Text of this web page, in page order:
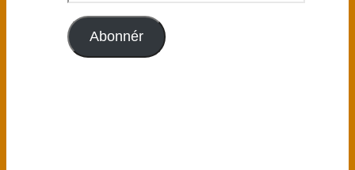
mail-
adresse
Abonnér